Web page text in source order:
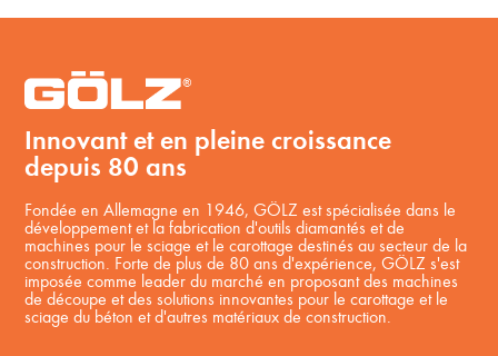
Innovant et en pleine croissance
depuis 80 ans
Fondée en Allemagne en 1946, GÖLZ est spécialisée dans le
développement et la fabrication d'outils diamantés et de
machines pour le sciage et le carottage destinés au secteur de la
construction. Forte de plus de 80 ans d'expérience, GÖLZ s'est
imposée comme leader du marché en proposant des machines
de découpe et des solutions innovantes pour le carottage et le
sciage du béton et d'autres matériaux de construction.